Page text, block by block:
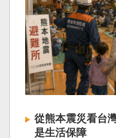
從熊本震災看台
是生活保障